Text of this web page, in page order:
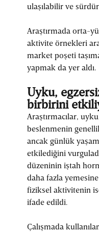
ulaşılabilir ve
Araştırmada orta-
aktivite örnekleri
market poşeti
yapmak da yer aldı.
Uyku,
birbirini
Araştırmacılar,
beslenmenin
ancak günlük
etkilediğini
düzeninin iştah
daha fazla
fiziksel aktivitenin
ifade edildi.
Çalışmada